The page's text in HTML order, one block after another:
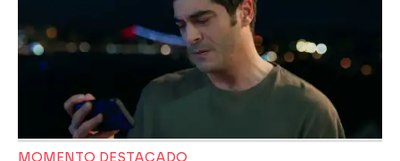
MOMENTO DESTACADO